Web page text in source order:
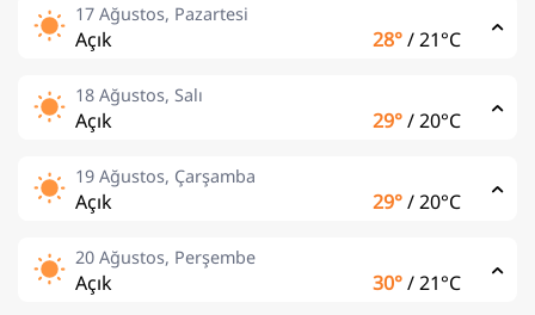
17 Ağustos, Pazartesi
Açık 28°/21°C
18 Ağustos, Salı
Açık 29°/20°C
19 Ağustos, Çarşamba
Açık 29°/20°C
20 Ağustos, Perşembe
Açık 30°/21°C